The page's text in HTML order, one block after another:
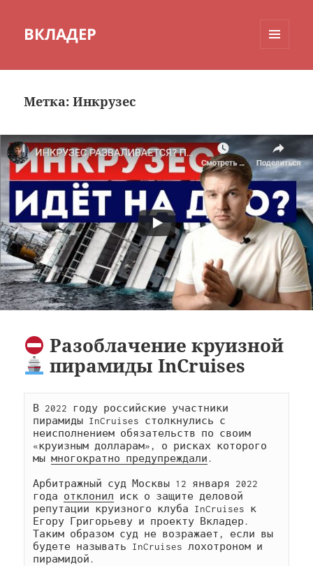
ВКЛАДЕР
Метка:Инкрузес
Разоблачение круизной
пирамиды InCruises
В 2022 году российские участники
пирамиды InCruises столкнулись с
неисполнением обязательств по своим
«круизным долларам», о рисках которого
мы многократно предупреждали.
Арбитражный суд Москвы 12 января 2022
года отклонил иск о защите деловой
репутации круизного клуба InCruises к
Егору Григорьеву и проекту Вкладер.
Таким образом суд не возражает, если вы
будете называть InCruises лохотроном и
пирамидой.